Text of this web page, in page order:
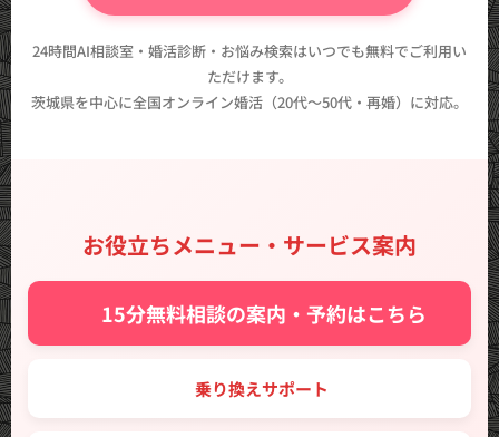
24時間AI相談室・婚活診断・お悩み検索はいつでも無料でご利用い
ただけます。
茨城県を中心に全国オンライン婚活（20代〜50代・再婚）に対応。
お役立ちメニュー・サービス案内
✨ 15分無料相談の案内・予約はこちら
🔑 乗り換えサポート